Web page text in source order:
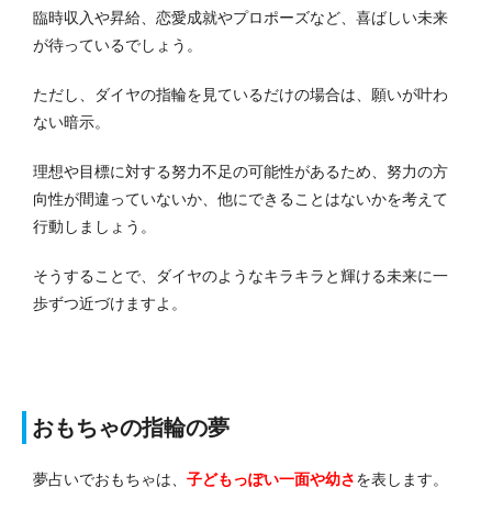
臨時収入や昇給、恋愛成就やプロポーズなど、喜ばしい未来
が待っているでしょう。
ただし、ダイヤの指輪を見ているだけの場合は、願いが叶わ
ない暗示。
理想や目標に対する努力不足の可能性があるため、努力の方
向性が間違っていないか、他にできることはないかを考えて
行動しましょう。
そうすることで、ダイヤのようなキラキラと輝ける未来に一
歩ずつ近づけますよ。
おもちゃの指輪の夢
夢占いでおもちゃは、 子どもっぽい一面や幼さを表します。